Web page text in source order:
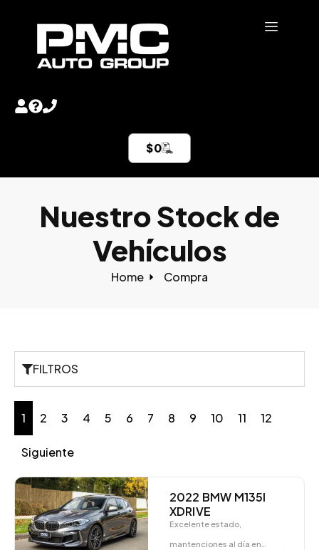
$0
Nuestro Stock de
Vehículos
Home Compra
FILTROS
1 2 3 4 5 6 7 8 9 10 11 12
Siguiente
2022 BMW M135I
XDRIVE
Excelente estado,
mantenciones al día en…